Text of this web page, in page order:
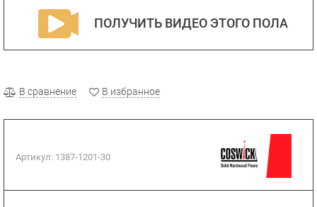
ПОЛУЧИТЬ ВИДЕО ЭТОГО ПОЛА
В сравнение В избранное
Артикул: 1387-1201-30